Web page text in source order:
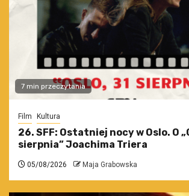
7 min przeczytania
Film Kultura
26. SFF: Ostatniej nocy w Oslo. O
sierpnia” Joachima Triera
05/08/2026 Maja Grabowska